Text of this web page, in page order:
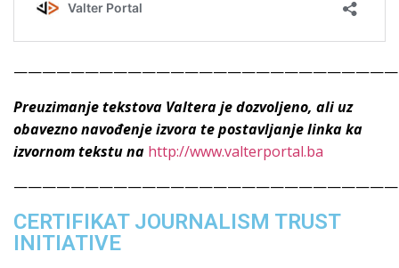
Preuzimanje tekstova Valtera je dozvoljeno, ali uz
obavezno navođenje izvora te postavljanje linka ka
izvornom tekstu na http://www.valterportal.ba
CERTIFIKAT JOURNALISM TRUST
INITIATIVE